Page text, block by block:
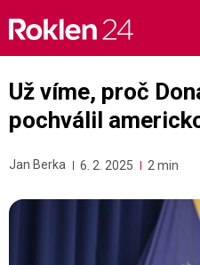
content
Už víme, proč
pochválil
Jan Berka 6. 2. 2025 2 min